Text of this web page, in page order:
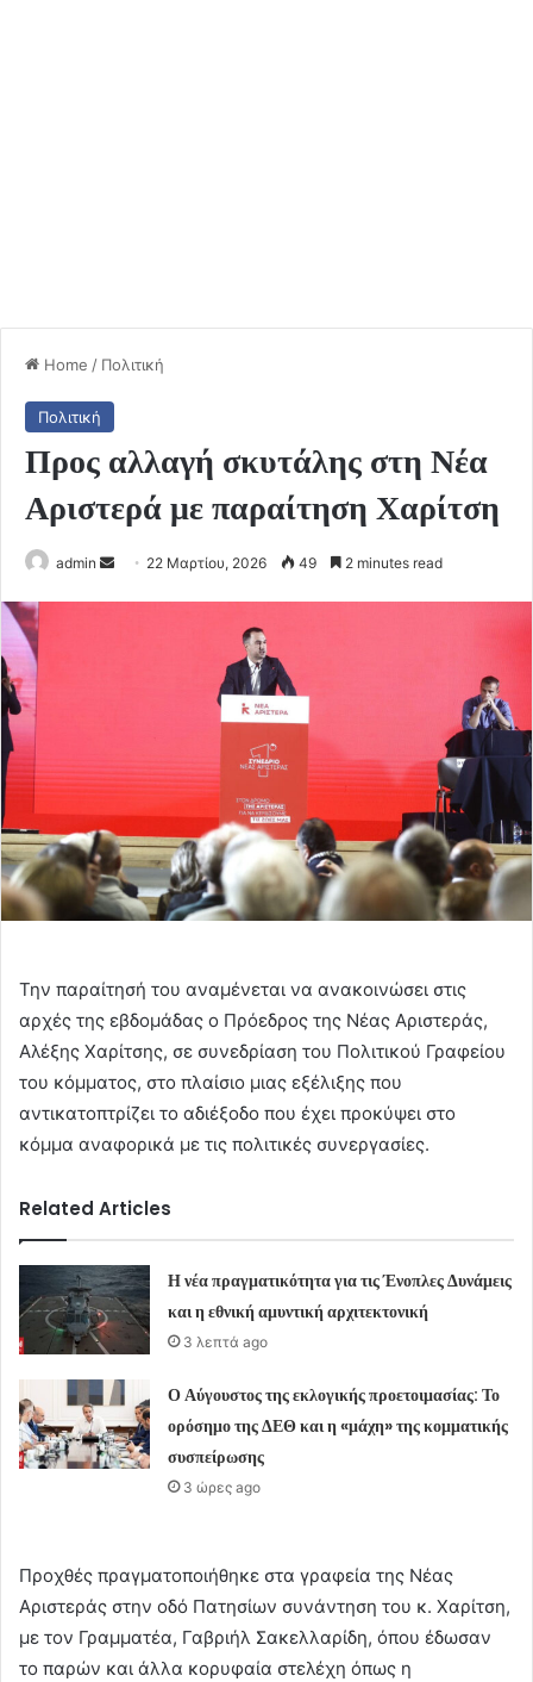
Home / Πολιτική
Πολιτική
Προς αλλαγή σκυτάλης στη Νέα
Αριστερά με παραίτηση Χαρίτση
admin
Send 22 Μαρτίου, 2026 49 2 minutes read
Την παραίτησή του αναμένεται να ανακοινώσει στις
αρχές της εβδομάδας ο Πρόεδρος της Νέας Αριστεράς,
Αλέξης Χαρίτσης, σε συνεδρίαση του Πολιτικού Γραφείου
του κόμματος, στο πλαίσιο μιας εξέλιξης που
αντικατοπτρίζει το αδιέξοδο που έχει προκύψει στο
κόμμα αναφορικά με τις πολιτικές συνεργασίες.
Related Articles
Η νέα πραγματικότητα για τις Ένοπλες Δυνάμεις
και η εθνική αμυντική αρχιτεκτονική
3 λεπτά ago
Ο Αύγουστος της εκλογικής προετοιμασίας: Το
ορόσημο της ΔΕΘ και η «μάχη» της κομματικής
συσπείρωσης
3 ώρες ago
Προχθές πραγματοποιήθηκε στα γραφεία της Νέας
Αριστεράς στην οδό Πατησίων συνάντηση του κ. Χαρίτση,
με τον Γραμματέα, Γαβριήλ Σακελλαρίδη, όπου έδωσαν
το παρών και άλλα κορυφαία στελέχη όπως η